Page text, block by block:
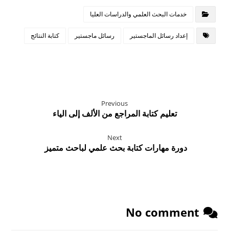
خدمات البحث العلمي والدراسات العليا
إعداد رسائل الماجستير رسائل ماجستير كتابة النتائج
Previous
تعليم كتابة المراجع من الألف إلى الياء
Next
دورة مهارات كتابة بحث علمي لباحث متميز
No comment